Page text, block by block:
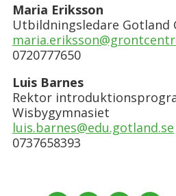
Maria Eriksson
Utbildningsledare Gotland
0720777650
Luis Barnes
Rektor
Wisbygymnasiet
luis.barnes@edu.gotland.se
0737658393